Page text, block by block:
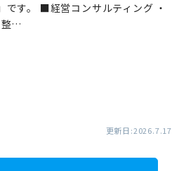
です。 ■経営コンサルティング ・
整…
更新日:2026.7.17